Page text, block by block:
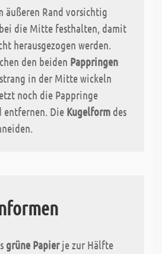
äußeren Rand vorsichtig
die Mitte festhalten, damit
herausgezogen werden.
den beiden Pappringen
in der Mitte wickeln
noch die Pappringe
entfernen. Die Kugelform des
grüne Papierje zur Hälfte